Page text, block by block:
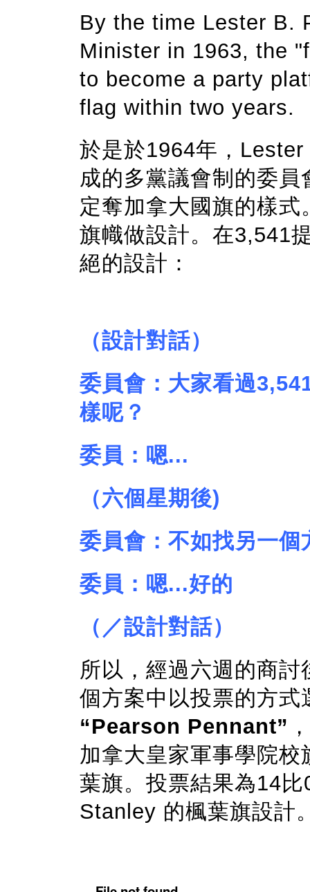
By the time Lester B.
Minister in 1963, the
to become a party
flag within two years.
於是於1964年，
成的多黨議會制的委
定奪加拿大國旗的樣
旗幟做設計。在3,541
絕的設計：
（設計對話）
委員會：大家看過
樣呢？
委員：嗯...
（六個星期後)
委員會：不如找另一個
委員：嗯...好的
（／設計對話）
所以，經過六週的商
個方案中以投票的方
“Pearson Pennant”
加拿大皇家軍事學院
葉旗。投票結果為14
Stanley 的楓葉旗設計